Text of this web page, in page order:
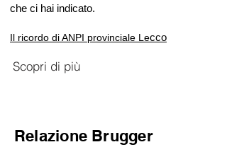
che ci hai indicato.
Il ricordo di ANPI provinciale Lecco
Scopri di più
Relazione Brugger